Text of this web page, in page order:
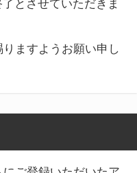
とさせていただきま
ますようお願い申し